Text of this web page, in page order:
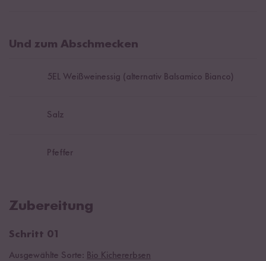
Und zum Abschmecken
5EL Weißweinessig (alternativ Balsamico Bianco)
Salz
Pfeffer
Zubereitung
Schritt 01
Ausgewählte Sorte: Bio Kichererbsen